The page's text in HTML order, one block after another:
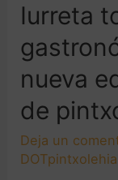
Iurreta
nueva
de
Deja un